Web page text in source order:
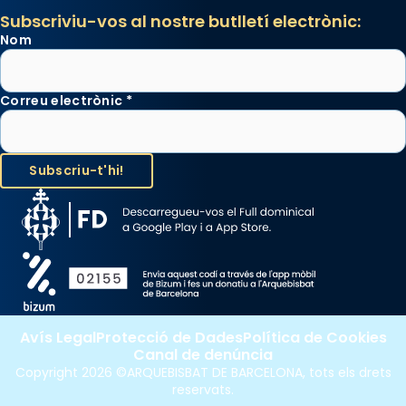
processó (recuperada el 1972) al voltant
del temple amb les relíquies de les santes.
Des de 1985 hi participa també un grup de
gran a Mataró.
Santes a Mataró»🥵.
Photo
View on Facebook · Share
Subscriviu-vos al nostre butlletí electrònic:
Nom
Correu electrònic *
Copyright 2026 ©ARQUEBISBAT DE BARCELONA, tots els drets
reservats.
Avís LegalProtecció de DadesPolítica de Cookies
Canal de denúncia